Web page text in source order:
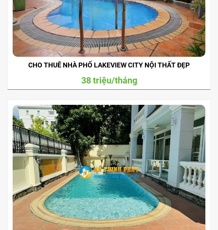
CHO THUÊ NHÀ PHỐ LAKEVIEW CITY NỘI THẤT ĐẸP
38 triệu/tháng